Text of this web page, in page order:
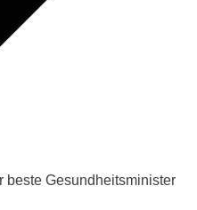
beste Gesundheitsminister